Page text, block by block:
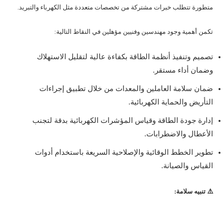
متطورة تتطلب خبرات مشتركة من تخصصات متعددة مثل الكهرباء والتبريد.
تكمن أهمية وجود مهندسين وفنيين مؤهلين في النقاط التالية:
تصميم وتنفيذ أنظمة الطاقة بكفاءة عالية لتقليل الاستهلاك
وضمان أداء مستقر.
ضمان سلامة العاملين والمعدات من خلال تطبيق إجراءات
التأريض والحماية الكهربائية.
إدارة جودة الطاقة وقياس المؤشرات الكهربائية بدقة لتجنب
الأعطال والاضطرابات.
تطوير الخطط الوقائية والإصلاحية السريعة باستخدام أدوات
القياس والصيانة.
⚠️ تنبيه سلامة: